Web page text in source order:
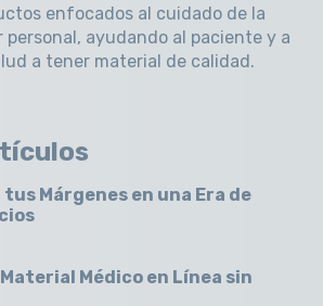
enfocados al cuidado de la
personal, ayudando al paciente y a
a tener material de calidad.
Márgenes en una Era de
Médico en Línea sin